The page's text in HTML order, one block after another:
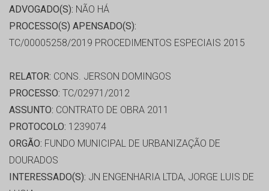
ADVOGADO(S): NÃO HÁ
PROCESSO(S) APENSADO(S):
TC/00005258/2019 PROCEDIMENTOS ESPECIAIS 2015
RELATOR: CONS. JERSON DOMINGOS
PROCESSO: TC/02971/2012
ASSUNTO: CONTRATO DE OBRA 2011
PROTOCOLO: 1239074
ORGÃO: FUNDO MUNICIPAL DE URBANIZAÇÃO DE
DOURADOS
INTERESSADO(S): JN ENGENHARIA LTDA, JORGE LUIS DE